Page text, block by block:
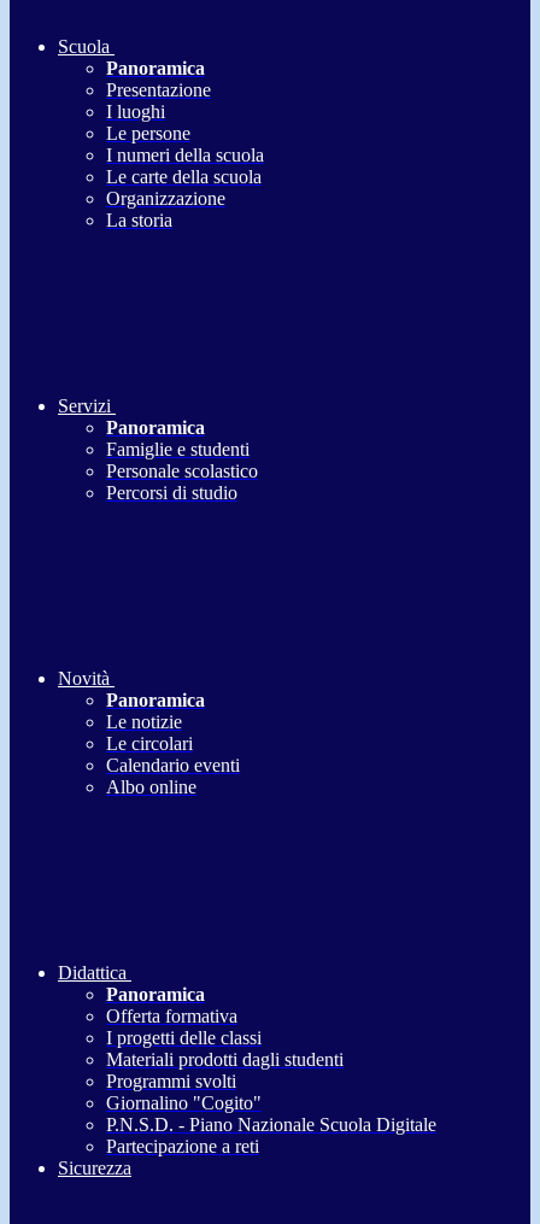
Scuola
Panoramica
Presentazione
I luoghi
Le persone
I numeri della scuola
Le carte della scuola
Organizzazione
La storia
Servizi
Panoramica
Famiglie e studenti
Personale scolastico
Percorsi di studio
Novità
Panoramica
Le notizie
Le circolari
Calendario eventi
Albo online
Didattica
Panoramica
Offerta formativa
I progetti delle classi
Materiali prodotti dagli studenti
Programmi svolti
Giornalino "Cogito"
P.N.S.D. - Piano Nazionale Scuola Digitale
Partecipazione a reti
Sicurezza